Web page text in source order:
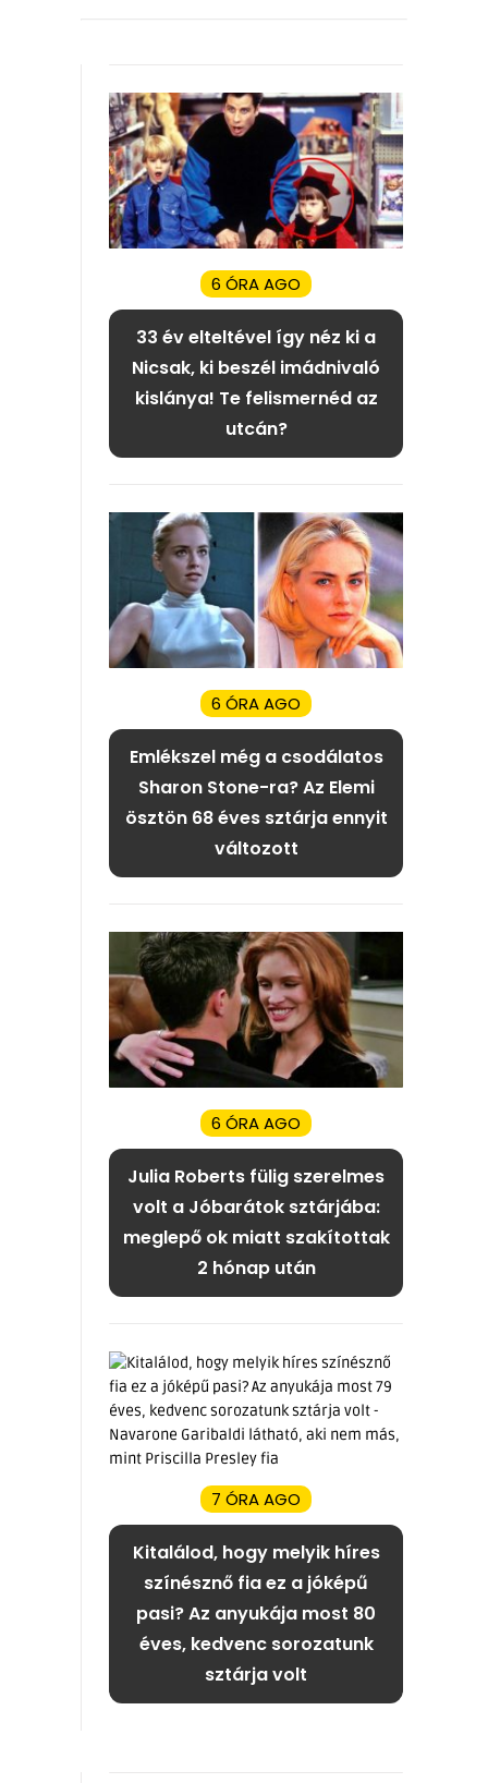
6 ÓRA AGO
33 év elteltével így néz ki a
Nicsak, ki beszél imádnivaló
kislánya! Te felismernéd az
utcán?
6 ÓRA AGO
Emlékszel még a csodálatos
Sharon Stone-ra? Az Elemi
ösztön 68 éves sztárja ennyit
változott
6 ÓRA AGO
Julia Roberts fülig szerelmes
volt a Jóbarátok sztárjába:
meglepő ok miatt szakítottak
2 hónap után
7 ÓRA AGO
Kitalálod, hogy melyik híres
színésznő fia ez a jóképű
pasi? Az anyukája most 80
éves, kedvenc sorozatunk
sztárja volt